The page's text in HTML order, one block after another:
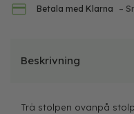
Betala med Klarna –
Beskrivning
Trä stolpen ovanpå